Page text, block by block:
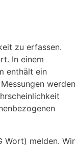
zu erfassen.
In einem
enthält ein
werden
Wort) melden. Wir